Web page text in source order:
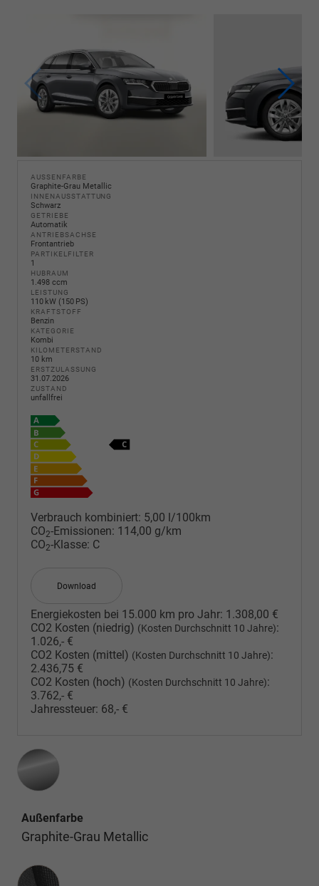
AUSSENFARBE
Graphite-Grau Metallic
INNENAUSSTATTUNG
Schwarz
GETRIEBE
Automatik
ANTRIEBSACHSE
Frontantrieb
PARTIKELFILTER
1
HUBRAUM
1.498 ccm
LEISTUNG
110 kW (150 PS)
KRAFTSTOFF
Benzin
KATEGORIE
Kombi
KILOMETERSTAND
10 km
ERSTZULASSUNG
31.07.2026
ZUSTAND
unfallfrei
Verbrauch kombiniert: 5,00 l/100km
CO2-Emissionen: 114,00 g/km
CO2-Klasse: C
Download
Energiekosten bei 15.000 km pro Jahr: 1.308,00 €
CO2 Kosten (niedrig) (Kosten Durchschnitt 10 Jahre):
1.026,- €
CO2 Kosten (mittel) (Kosten Durchschnitt 10 Jahre):
2.436,75 €
CO2 Kosten (hoch) (Kosten Durchschnitt 10 Jahre):
3.762,- €
Jahressteuer: 68,- €
Außenfarbe
Graphite-Grau Metallic
Innenausstattung